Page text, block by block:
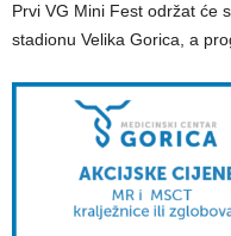
Prvi VG Mini Fest održat će
stadionu Velika Gorica, a